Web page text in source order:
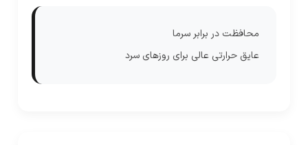
محافظت در برابر سرما
عایق حرارتی عالی برای روزهای سرد